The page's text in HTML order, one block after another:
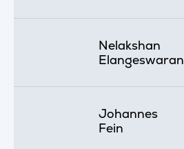
Nelakshan
Elangeswaran
Johannes
Fein